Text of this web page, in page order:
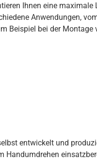
Ihnen eine maximale
Anwendungen,
Beispiel bei der Montage
entwickelt und
Handumdrehen